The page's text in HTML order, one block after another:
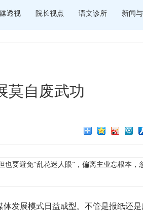
透视 院长视点 语文诊所 新闻
莫自废武功
要避免“乱花迷人眼”，偏离主业忘根本，
发展模式日益成型。不管是报纸还是